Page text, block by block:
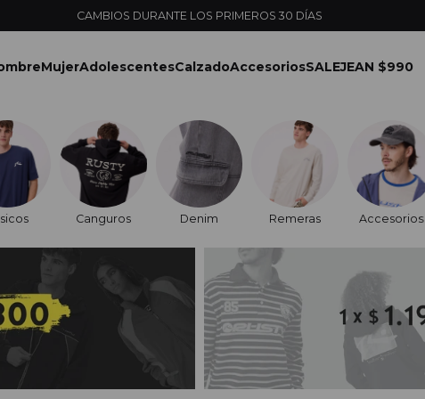
CAMBIOS DURANTE LOS PRIMEROS 30 DÍAS
MujerAdolescentesCalzadoAccesoriosSALEJEAN $990
Canguros Denim Remeras Accesorios